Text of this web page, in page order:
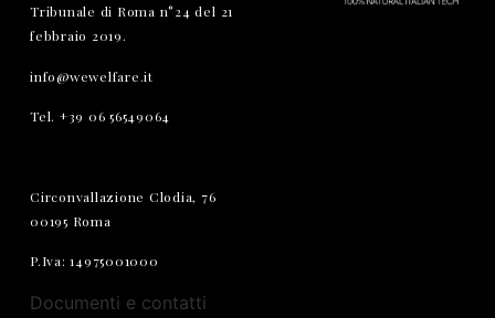
Tribunale di Roma n°24 del 21
febbraio 2019.
info@wewelfare.it
Tel. +39 06 56549064
Circonvallazione Clodia, 76
00195 Roma
P.Iva: 14975001000
Documenti e contatti